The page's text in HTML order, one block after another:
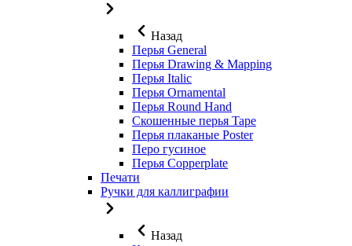
Назад
Перья General
Перья Drawing & Mapping
Перья Italic
Перья Ornamental
Перья Round Hand
Скошенные перья Tape
Перья плаканые Poster
Перо гусиное
Перья Copperplate
Печати
Ручки для каллиграфии
Назад